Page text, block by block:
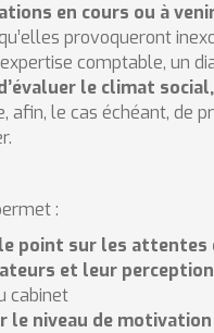
en cours ou à
provoqueront
comptable, un
le climat social,
afin, le cas échéant, de
:
point sur les attentes
et leur
cabinet
le niveau de